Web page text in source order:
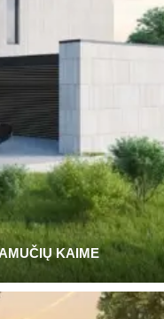
KAIME